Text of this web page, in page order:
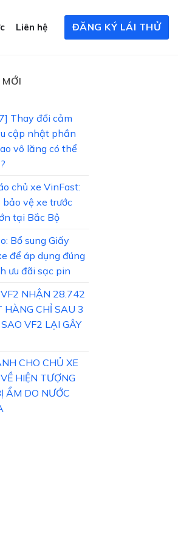
Liên hệ ĐĂNG KÝ LÁI THỬ
Thay đổi cảm
cập nhật phần
vô lăng có thể
chủ xe VinFast:
bảo vệ xe trước
tại Bắc Bộ
Bổ sung Giấy
để áp dụng đúng
ưu đãi sạc pin
NHẬN 28.742
CHỈ SAU 3
SAO VF2 LẠI GÂY
CHO CHỦ XE
HIỆN TƯỢNG
ẨM DO NƯỚC